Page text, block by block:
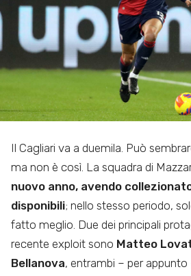
Il Cagliari va a duemila. Può
ma non è così. La squadra di
nuovo anno, avendo
disponibili; nello stesso periodo,
fatto meglio. Due dei principali
recente exploit sono Matteo
Bellanova, entrambi – per appunto